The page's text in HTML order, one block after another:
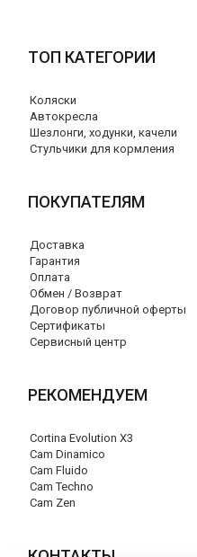
ТОП КАТЕГОРИИ
Коляски
Автокресла
Шезлонги, ходунки, качели
Стульчики для кормления
ПОКУПАТЕЛЯМ
Доставка
Гарантия
Оплата
Обмен / Возврат
Договор публичной оферты
Сертификаты
Сервисный центр
РЕКОМЕНДУЕМ
Cortina Evolution X3
Cam Dinamico
Cam Fluido
Cam Techno
Cam Zen